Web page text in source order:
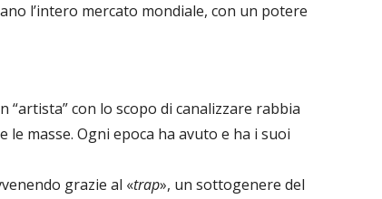
l’intero mercato mondiale, con un potere
“artista” con lo scopo di canalizzare rabbia
masse. Ogni epoca ha avuto e ha i suoi
grazie al «trap», un sottogenere del